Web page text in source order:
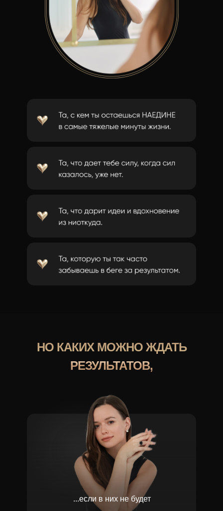
НО КАКИХ МОЖНО ЖДАТЬ
РЕЗУЛЬТАТОВ,
...если в них не будет